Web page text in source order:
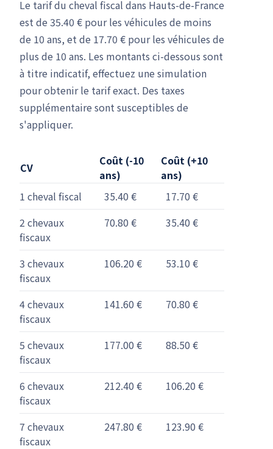
Le tarif du cheval fiscal dans Hauts-de-France
est de 35.40 € pour les véhicules de moins
de 10 ans, et de 17.70 € pour les véhicules de
plus de 10 ans. Les montants ci-dessous sont
à titre indicatif, effectuez une simulation
pour obtenir le tarif exact. Des taxes
supplémentaire sont susceptibles de
s'appliquer.
CV
Coût (-10
ans)
Coût (+10
ans)
1 cheval fiscal
35.40 €
17.70 €
2 chevaux
fiscaux
70.80 € 35.40 €
3 chevaux
fiscaux
106.20 € 53.10 €
4 chevaux
fiscaux
141.60 € 70.80 €
5 chevaux
fiscaux
177.00 € 88.50 €
6 chevaux
fiscaux
212.40 € 106.20 €
7 chevaux
fiscaux
247.80 € 123.90 €